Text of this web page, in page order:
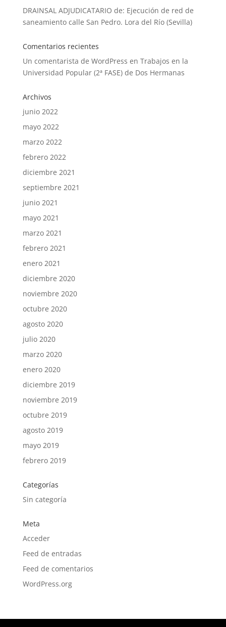
DRAINSAL ADJUDICATARIO de: Ejecución de red de
saneamiento calle San Pedro. Lora del Río (Sevilla)
Comentarios recientes
Un comentarista de WordPress en Trabajos en la
Universidad Popular (2ª FASE) de Dos Hermanas
Archivos
junio 2022
mayo 2022
marzo 2022
febrero 2022
diciembre 2021
septiembre 2021
junio 2021
mayo 2021
marzo 2021
febrero 2021
enero 2021
diciembre 2020
noviembre 2020
octubre 2020
agosto 2020
julio 2020
marzo 2020
enero 2020
diciembre 2019
noviembre 2019
octubre 2019
agosto 2019
mayo 2019
febrero 2019
Categorías
Sin categoría
Meta
Acceder
Feed de entradas
Feed de comentarios
WordPress.org